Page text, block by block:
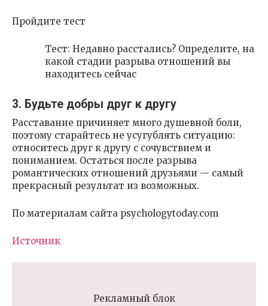
Пройдите тест
Тест: Недавно расстались? Определите, на
какой стадии разрыва отношений вы
находитесь сейчас
3. Будьте добры друг к другу
Расставание причиняет много душевной боли,
поэтому старайтесь не усугублять ситуацию:
относитесь друг к другу с сочувствием и
пониманием. Остаться после разрыва
романтических отношений друзьями — самый
прекрасный результат из возможных.
По материалам сайта psychologytoday.com
Источник
Рекламный блок